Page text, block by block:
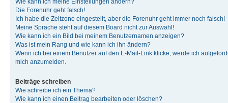
Wie kann ich meine Einstellungen ändern?
Die Forenuhr geht falsch!
Ich habe die Zeitzone eingestellt, aber die Forenuhr geht immer noch falsch!
Meine Sprache steht auf diesem Board nicht zur Auswahl!
Wie kann ich ein Bild bei meinem Benutzernamen anzeigen?
Was ist mein Rang und wie kann ich ihn ändern?
Wenn ich bei einem Benutzer auf den E-Mail-Link klicke, werde ich
mich anzumelden.
Beiträge schreiben
Wie schreibe ich ein Thema?
Wie kann ich einen Beitrag bearbeiten oder löschen?